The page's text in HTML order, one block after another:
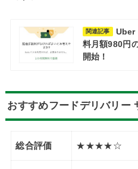
関連記事
Uber
料月額980円
開始！
おすすめフードデリバリー
総合評価 ★★★★☆